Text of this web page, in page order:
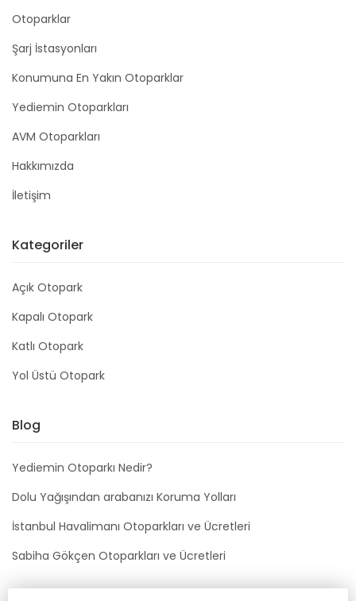
Otoparklar
Şarj İstasyonları
Konumuna En Yakın Otoparklar
Yediemin Otoparkları
AVM Otoparkları
Hakkımızda
İletişim
Kategoriler
Açık Otopark
Kapalı Otopark
Katlı Otopark
Yol Üstü Otopark
Blog
Yediemin Otoparkı Nedir?
Dolu Yağışından arabanızı Koruma Yolları
İstanbul Havalimanı Otoparkları ve Ücretleri
Sabiha Gökçen Otoparkları ve Ücretleri